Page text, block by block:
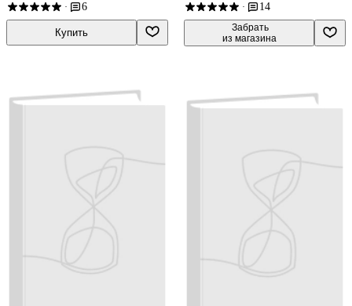
· 6
Купить
· 14
Забрать
из магазина